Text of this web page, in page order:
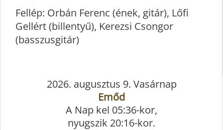
Fellép: Orbán Ferenc (ének, gitár), Lőfi
Gellért (billentyű), Kerezsi Csongor
(basszusgitár)
2026. augusztus 9. Vasárnap
Emőd
A Nap kel 05:36-kor,
nyugszik 20:16-kor.